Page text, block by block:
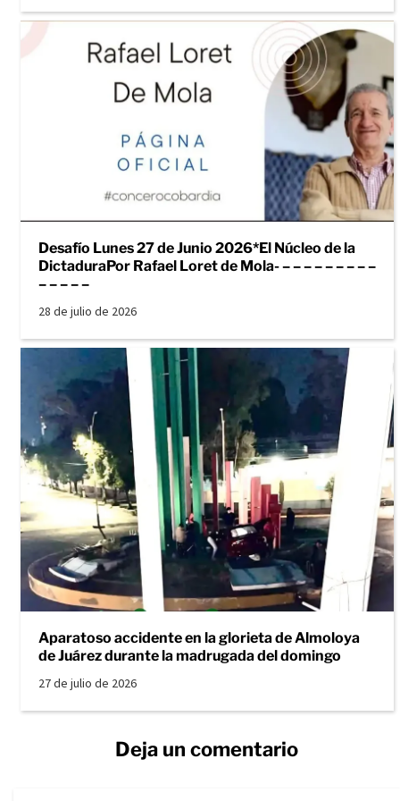
Desafío Lunes 27 de Junio 2026*El Núcleo de la
DictaduraPor Rafael Loret de Mola- – – – – – – – – –
– – – – –
28 de julio de 2026
Aparatoso accidente en la glorieta de Almoloya
de Juárez durante la madrugada del domingo
27 de julio de 2026
Deja un comentario